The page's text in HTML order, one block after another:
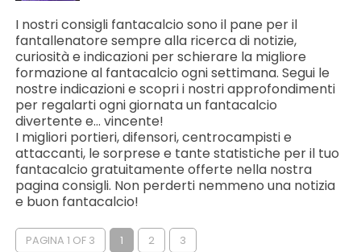
I nostri consigli fantacalcio sono il pane per il
fantallenatore sempre alla ricerca di notizie,
curiosità e indicazioni per schierare la migliore
formazione al fantacalcio ogni settimana. Segui le
nostre indicazioni e scopri i nostri approfondimenti
per regalarti ogni giornata un fantacalcio
divertente e… vincente!
I migliori portieri, difensori, centrocampisti e
attaccanti, le sorprese e tante statistiche per il tuo
fantacalcio gratuitamente offerte nella nostra
pagina consigli. Non perderti nemmeno una notizia
e buon fantacalcio!
PAGINA 1 OF 3 1 2 3